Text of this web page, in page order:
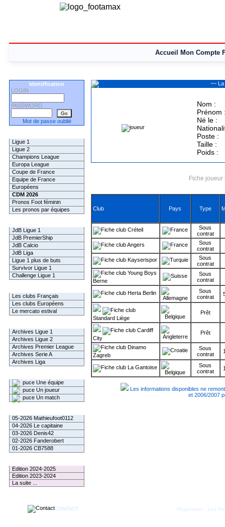
Accueil Mon Compte
Identification
LOGIN
PASSWORD
Mot de passe oublié
Ligue 1
Ligue 2
Champions League
Europa League
Coupe de France
Equipe de France
Européens
CDM 2026
Pronos Foot féminin
Les pronos par équipes
JdB Ligue 1
JdB PremierShip
JdB Calcio
JdB Liga
Ligue 1 plus de buts
Survivor Ligue 1
Challenge Ligue 1
Les clubs Français
Les clubs Européens
Le mercato estival
Archives Ligue 1
Archives Ligue 2
Archives Premier League
Archives Serie A
Archives Liga
Une équipe
Un joueur
Un match
05-2026 Mathieufoot0112
04-2026 Le capitaine
03-2026 Denis42
02-2026 Fanderobert
01-2026 CB7588
Edition 2024-2025
Edition 2023-2024
La suite ...
~~
Nom :
Prénom
Né le :
Poste :
Taille :
Poids :
Fiche
Club Pays Type
Créteil
Sous
contrat
Angers
Sous
contrat
Kayserispor
Sous
contrat
Young Boys
Berne
Sous
contrat
Herta Berlin
Sous
contrat
Standard Liège
Prêt
Cardiff
City
Prêt
Dinamo
Zagreb
Sous
contrat
La Gantoise
Sous
contrat
Les informations disponibles ne
et 2006/2007
CONTACT Règlement Les